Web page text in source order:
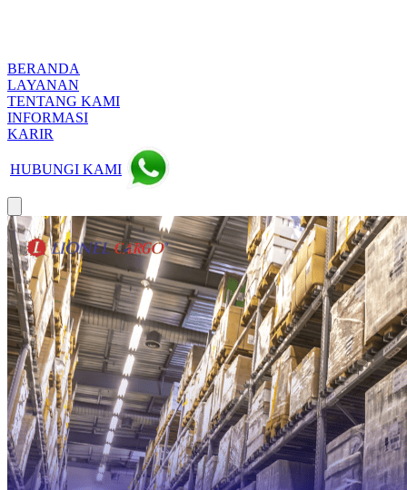
BERANDA
LAYANAN
TENTANG KAMI
INFORMASI
KARIR
HUBUNGI KAMI